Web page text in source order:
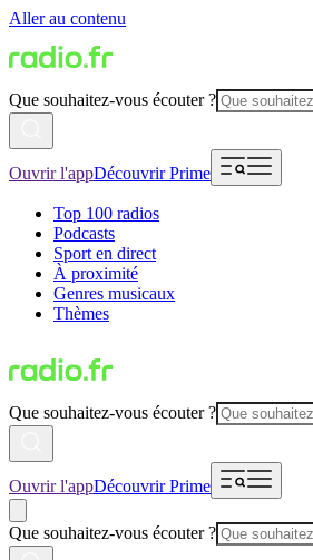
Aller au contenu
Que souhaitez-vous écouter ?
Ouvrir l'appDécouvrir Prime
Top 100 radios
Podcasts
Sport en direct
À proximité
Genres musicaux
Thèmes
Que souhaitez-vous écouter ?
Ouvrir l'appDécouvrir Prime
Que souhaitez-vous écouter ?